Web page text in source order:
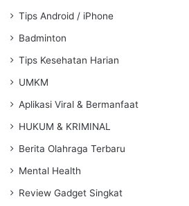
Tips Android / iPhone
Badminton
Tips Kesehatan Harian
UMKM
Aplikasi Viral & Bermanfaat
HUKUM & KRIMINAL
Berita Olahraga Terbaru
Mental Health
Review Gadget Singkat